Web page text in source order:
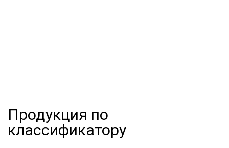
Продукция по
классификатору